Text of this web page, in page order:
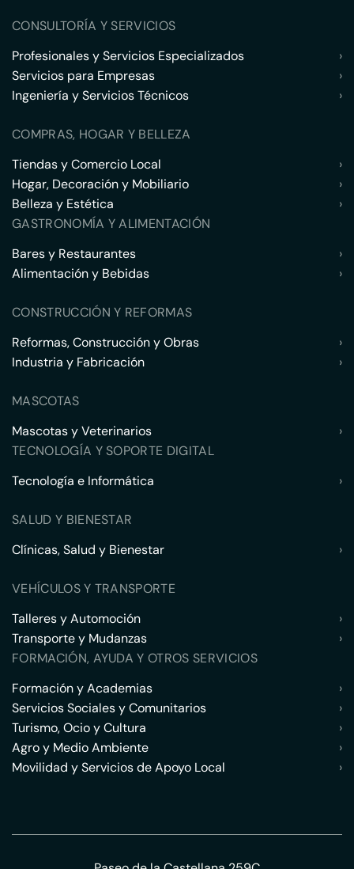
CONSULTORÍA Y SERVICIOS
Profesionales y Servicios Especializados
›
Servicios para Empresas
›
Ingeniería y Servicios Técnicos
›
COMPRAS, HOGAR Y BELLEZA
Tiendas y Comercio Local
›
Hogar, Decoración y Mobiliario
›
Belleza y Estética
›
GASTRONOMÍA Y ALIMENTACIÓN
Bares y Restaurantes
›
Alimentación y Bebidas
›
CONSTRUCCIÓN Y REFORMAS
Reformas, Construcción y Obras
›
Industria y Fabricación
›
MASCOTAS
Mascotas y Veterinarios
›
TECNOLOGÍA Y SOPORTE DIGITAL
Tecnología e Informática
›
SALUD Y BIENESTAR
Clínicas, Salud y Bienestar
›
VEHÍCULOS Y TRANSPORTE
Talleres y Automoción
›
Transporte y Mudanzas
›
FORMACIÓN, AYUDA Y OTROS SERVICIOS
Formación y Academias
›
Servicios Sociales y Comunitarios
›
Turismo, Ocio y Cultura
›
Agro y Medio Ambiente
›
Movilidad y Servicios de Apoyo Local
›